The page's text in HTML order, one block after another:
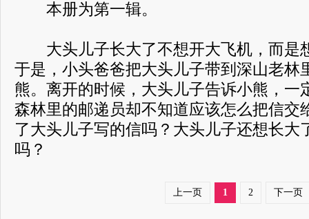
本册为第一辑。
大头儿子长大了不想开大飞机，而是
于是，小头爸爸把大头儿子带到深山老林
熊。离开的时候，大头儿子告诉小熊，一
森林里的邮递员却不知道应该怎么把信交
了大头儿子写的信吗？大头儿子还想长大
吗？
上一页 1 2 下一页